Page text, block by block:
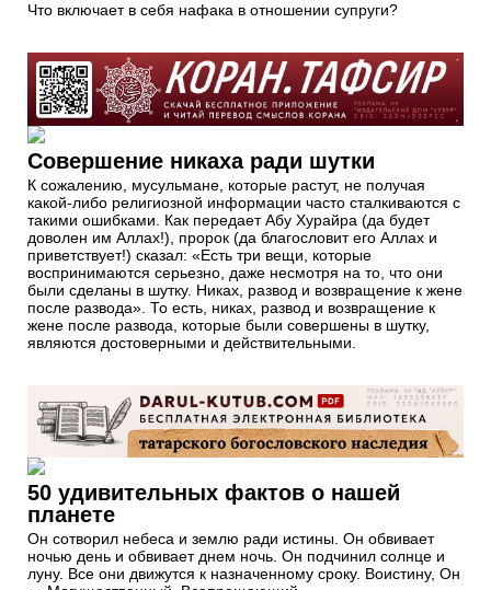
Что включает в себя нафака в отношении супруги?
Совершение никаха ради шутки
К сожалению, мусульмане, которые растут, не получая
какой-либо религиозной информации часто сталкиваются с
такими ошибками. Как передает Абу Хурайра (да будет
доволен им Аллах!), пророк (да благословит его Аллах и
приветствует!) сказал: «Есть три вещи, которые
воспринимаются серьезно, даже несмотря на то, что они
были сделаны в шутку. Никах, развод и возвращение к жене
после развода». То есть, никах, развод и возвращение к
жене после развода, которые были совершены в шутку,
являются достоверными и действительными.
50 удивительных фактов о нашей
планете
Он сотворил небеса и землю ради истины. Он обвивает
ночью день и обвивает днем ночь. Он подчинил солнце и
луну. Все они движутся к назначенному сроку. Воистину, Он